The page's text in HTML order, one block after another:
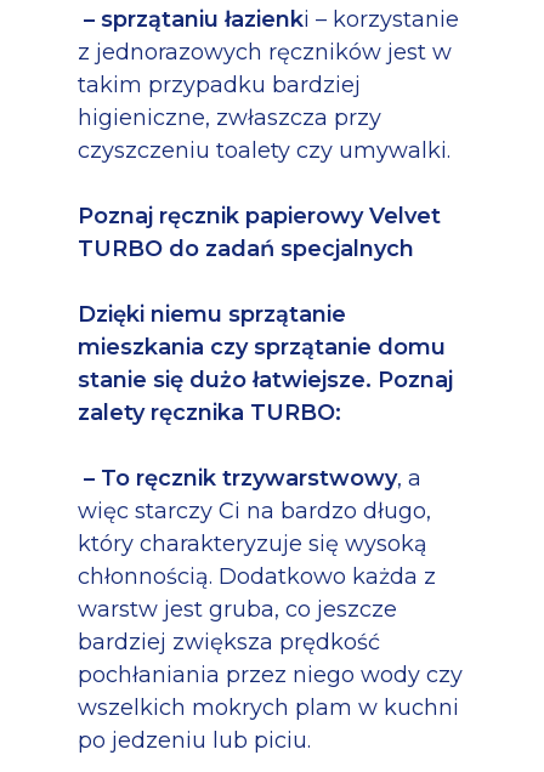
– sprzątaniu łazienki – korzystanie
z jednorazowych ręczników jest w
takim przypadku bardziej
higieniczne, zwłaszcza przy
czyszczeniu toalety czy umywalki.
Poznaj ręcznik papierowy Velvet
TURBO do zadań specjalnych
Dzięki niemu sprzątanie
mieszkania czy sprzątanie domu
stanie się dużo łatwiejsze. Poznaj
zalety ręcznika TURBO:
– To ręcznik trzywarstwowy, a
więc starczy Ci na bardzo długo,
który charakteryzuje się wysoką
chłonnością. Dodatkowo każda z
warstw jest gruba, co jeszcze
bardziej zwiększa prędkość
pochłaniania przez niego wody czy
wszelkich mokrych plam w kuchni
po jedzeniu lub piciu.